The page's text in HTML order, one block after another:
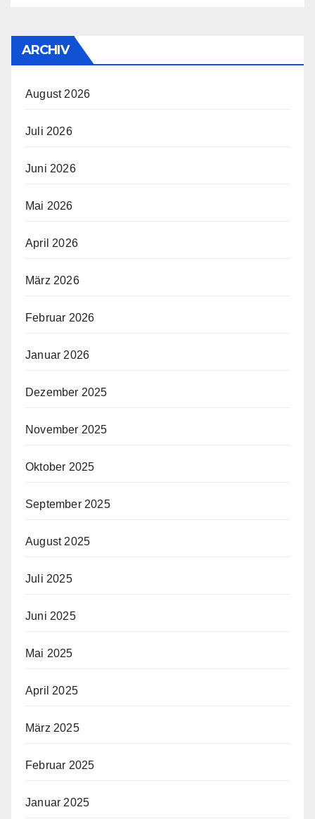
ARCHIV
August 2026
Juli 2026
Juni 2026
Mai 2026
April 2026
März 2026
Februar 2026
Januar 2026
Dezember 2025
November 2025
Oktober 2025
September 2025
August 2025
Juli 2025
Juni 2025
Mai 2025
April 2025
März 2025
Februar 2025
Januar 2025